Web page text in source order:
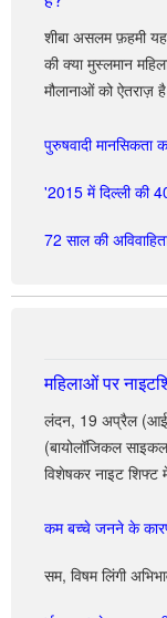
इंडो-एशियन न्यूज सर्विस।
शीबा असलम फ़हमी यह
की क्या मुस्लमान
मौलानाओं को ऐतराज़
पुरुषवादी मानसिकता
'2015 में दिल्ली की
72 साल की
महिलाओं पर
लंदन, 19 अप्रैल
(बायोलॉजिकल
विशेषकर नाइट
कम बच्चे जनने के
सम, विषम लिंगी